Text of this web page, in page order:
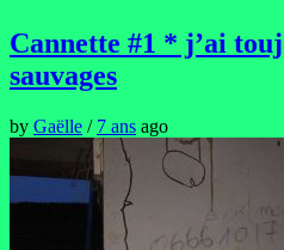
Cannette #1 * j’ai
sauvages
by Gaëlle / 7 ans ago